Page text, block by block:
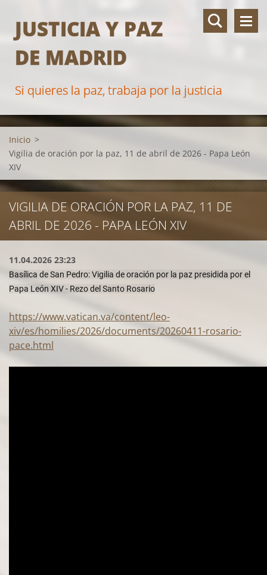
JUSTICIA Y PAZ
DE MADRID
Si quieres la paz, trabaja por la justicia
Inicio >
Vigilia de oración por la paz, 11 de abril de 2026 - Papa León
XIV
VIGILIA DE ORACIÓN POR LA PAZ, 11 DE
ABRIL DE 2026 - PAPA LEÓN XIV
11.04.2026 23:23
Basílica de San Pedro: Vigilia de oración por la paz presidida por el
Papa León XIV - Rezo del Santo Rosario
https://www.vatican.va/content/leo-
xiv/es/homilies/2026/documents/20260411-rosario-
pace.html